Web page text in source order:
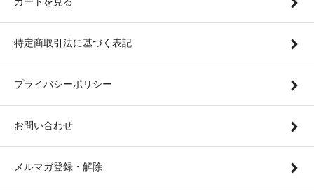
特定商取引法に基づく表記
プライバシーポリシー
お問い合わせ
メルマガ登録・解除